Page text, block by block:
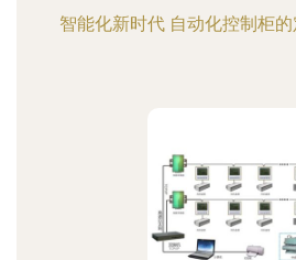
智能化新时代 自动化控制柜